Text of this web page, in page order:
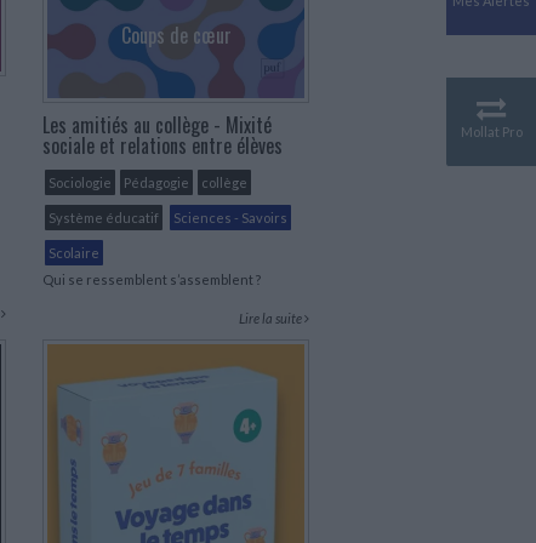
Mollat Pro
Antiquité
Mythologies
GÉOGRAPHIE
Géographie - Démographie -
Territoire
Essais scientifique
Astronomie
Coups de cœur
Les amitiés au collège - Mixité
sociale et relations entre élèves
Sociologie Pédagogie collège
Système éducatif Sciences - Savoirs
Scolaire
Qui se ressemblent s’assemblent ?
Lire la suite